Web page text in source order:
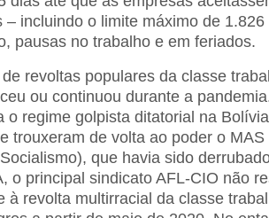
– incluindo o limite máximo de 1.826
pausas no trabalho e em feriados.
revoltas populares da classe
ou continuou durante a
o regime golpista ditatorial na
trouxeram de volta ao poder o MAS
que havia sido
o principal sindicato AFL-CIO não
à revolta multirracial da classe